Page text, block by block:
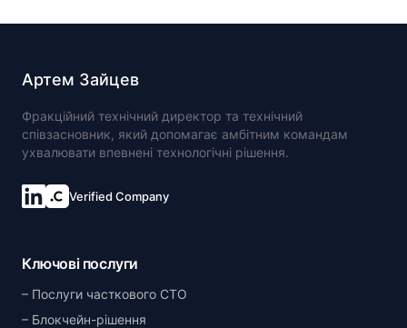
Артем Зайцев
Фракційний технічний директор та технічний
співзасновник, який допомагає амбітним командам
ухвалювати впевнені технологічні рішення.
Verified Company
Ключові послуги
Послуги часткового CTO
Блокчейн-рішення